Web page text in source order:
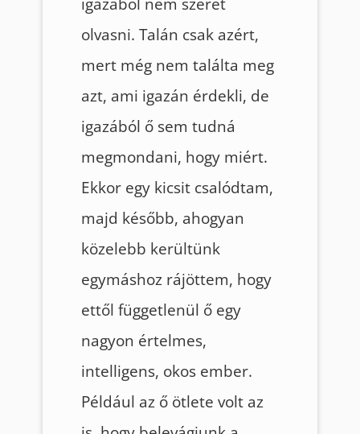
igazából nem szeret
olvasni. Talán csak azért,
mert még nem találta meg
azt, ami igazán érdekli, de
igazából ő sem tudná
megmondani, hogy miért.
Ekkor egy kicsit csalódtam,
majd később, ahogyan
közelebb kerültünk
egymáshoz rájöttem, hogy
ettől függetlenül ő egy
nagyon értelmes,
intelligens, okos ember.
Például az ő ötlete volt az